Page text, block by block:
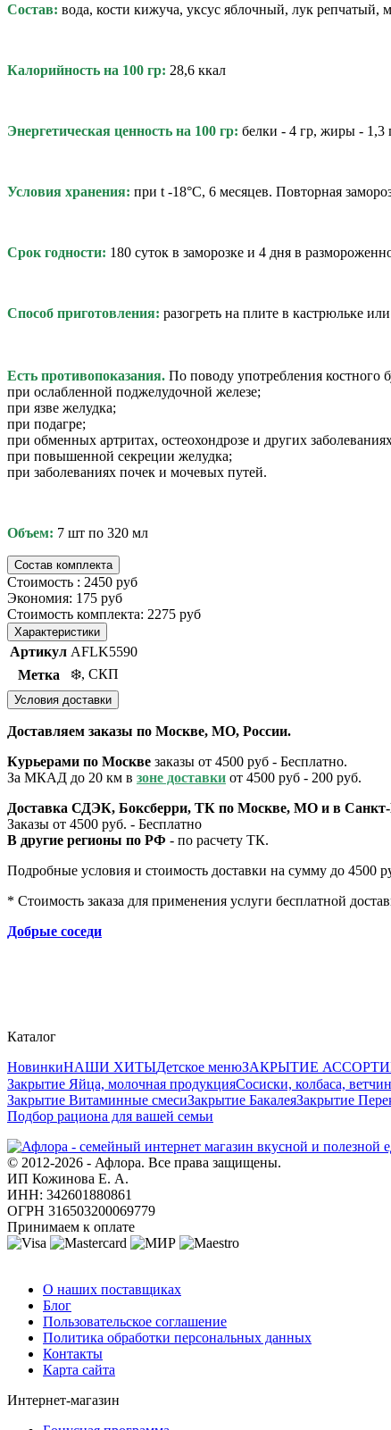
Состав: вода, кости кижуча, уксус яблочный, лук репчатый,
Калорийность на 100 гр: 28,6 ккал
Энергетическая ценность на 100 гр: белки - 4 гр, жиры - 1,3
Условия хранения: при t -18°C, 6 месяцев. Повторная
Срок годности: 180 суток в заморозке и 4 дня в
Способ приготовления: разогреть на плите в кастрюльке
Есть противопоказания. По поводу употребления костного
при ослабленной поджелудочной железе;
при язве желудка;
при подагре;
при обменных артритах, остеохондрозе и других
при повышенной секреции желудка;
при заболеваниях почек и мочевых путей.
Объем: 7 шт по 320 мл
Состав комплекта
Стоимость : 2450 руб
Экономия: 175 руб
Стоимость комплекта: 2275 руб
Характеристики
Артикул AFLK5590
Метка
❄️, СКП
Условия доставки
Доставляем заказы по Москве, МО, России.
Курьерами по Москве заказы от 4500 руб - Бесплатно.
За МКАД до 20 км в зоне доставки от 4500 руб - 200 руб.
Доставка СДЭК, Боксберри, ТК по Москве, МО и в Санкт-
Заказы от 4500 руб. - Бесплатно
В другие регионы по РФ - по расчету ТК.
Подробные условия и стоимость доставки на сумму до 4500
* Стоимость заказа для применения услуги бесплатной
Добрые соседи
Каталог
НовинкиНАШИ ХИТЫДетское менюЗАКРЫТИЕ
Закрытие Яйца, молочная продукцияСосиски, колбаса,
Закрытие Витаминные смесиЗакрытие БакалеяЗакрытие
Подбор рациона для вашей семьи
© 2012-2026 - Афлора. Все права защищены.
ИП Кожинова Е. А.
ИНН: 342601880861
ОГРН 316503200069779
Принимаем к оплате
О наших поставщиках
Блог
Пользовательское соглашение
Политика обработки персональных данных
Контакты
Карта сайта
Интернет-магазин